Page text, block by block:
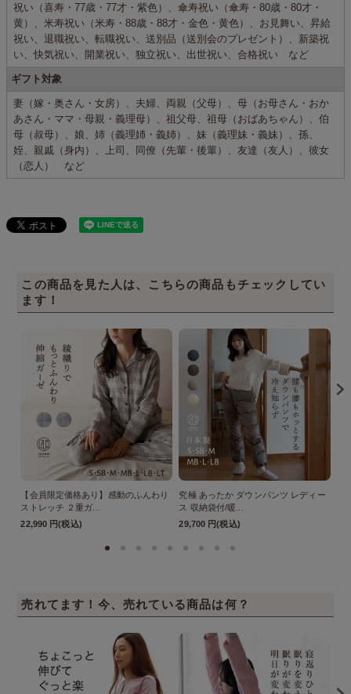
祝い（喜寿・77歳・77才・紫色）、傘寿祝い（傘寿・80歳・80才・
黄）、米寿祝い（米寿・88歳・88才・金色・黄色）、お見舞い、昇給
祝い、退職祝い、転職祝い、送別品（送別会のプレゼント）、新築祝
い、快気祝い、開業祝い、独立祝い、出世祝い、合格祝い など
ギフト対象
妻（嫁・奥さん・女房）、夫婦、両親（父母）、母（お母さん・おか
あさん・ママ・母親・義理母）、祖父母、祖母（おばあちゃん）、伯
母（叔母）、娘、姉（義理姉・義姉）、妹（義理妹・義妹）、孫、
姪、親戚（身内）、上司、同僚（先輩・後輩）、友達（友人）、彼女
（恋人） など
この商品を見た人は、こちらの商品もチェックしてい
ます！
【会員限定価格あり】感動のふんわり
ストレッチ ２重ガ...
22,990 円(税込)
究極 あったか ダウンパンツ レディー
ス 収納袋付/暖...
29,700 円(税込)
売れてます！今、売れている商品は何？